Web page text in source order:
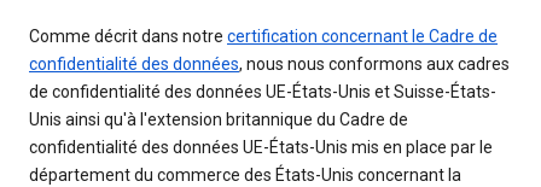
Comme décrit dans notre certification concernant le Cadre de
confidentialité des données, nous nous conformons aux cadres
de confidentialité des données UE-États-Unis et Suisse-États-
Unis ainsi qu'à l'extension britannique du Cadre de
confidentialité des données UE-États-Unis mis en place par le
département du commerce des États-Unis concernant la